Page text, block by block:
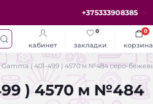
+375333908385
кабинет закладки
0
корзина
0
( 401-499 ) 4570 м №484 серо-
) 4570 м №484